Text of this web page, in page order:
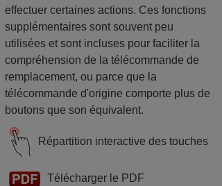
effectuer certaines actions. Ces fonctions
supplémentaires sont souvent peu
utilisées et sont incluses pour faciliter la
compréhension de la télécommande de
remplacement, ou parce que la
télécommande d'origine comporte plus de
boutons que son équivalent.
Répartition interactive des touches
Télécharger le PDF